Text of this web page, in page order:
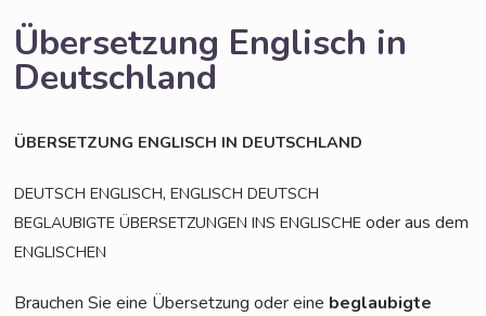
Übersetzung Englisch in
Deutschland
ÜBERSETZUNG ENGLISCH IN DEUTSCHLAND
DEUTSCH ENGLISCH,ENGLISCH DEUTSCH
BEGLAUBIGTE ÜBERSETZUNGEN INS ENGLISCHE oder aus dem
ENGLISCHEN
Brau­chen Sie eine Über­set­zung oder eine beglau­big­te